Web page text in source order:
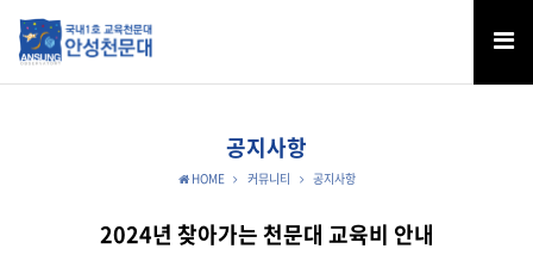
공지사항
HOME 커뮤니티 공지사항
2024년 찾아가는 천문대 교육비 안내